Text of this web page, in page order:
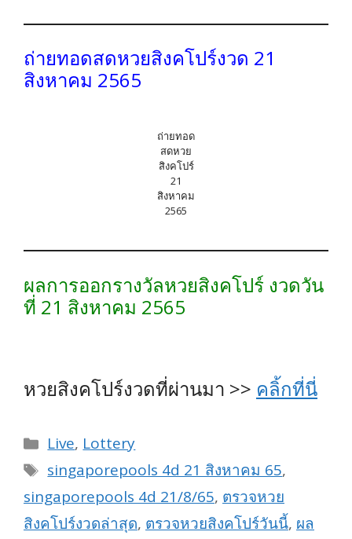
ถ่ายทอดสดหวยสิงคโปร์งวด 21
สิงหาคม 2565
ถ่ายทอด
สดหวย
สิงคโปร์
21
สิงหาคม
2565
ผลการออกรางวัลหวยสิงคโปร์ งวดวัน
ที่ 21 สิงหาคม 2565
หวยสิงคโปร์งวดที่ผ่านมา >> คลิ้กที่นี่
Categories
Live, Lottery
Tags
singaporepools 4d 21 สิงหาคม 65,
singaporepools 4d 21/8/65, ตรวจหวย
สิงคโปร์งวดล่าสุด, ตรวจหวยสิงคโปร์วันนี้, ผล